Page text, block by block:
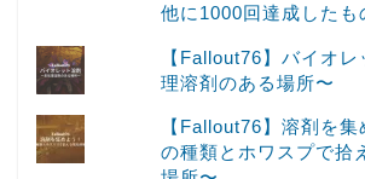
他に1000回達成したも
【Fallout76】バイオ
理溶剤のある場所〜
【Fallout76】溶剤を
の種類とホワスプで拾